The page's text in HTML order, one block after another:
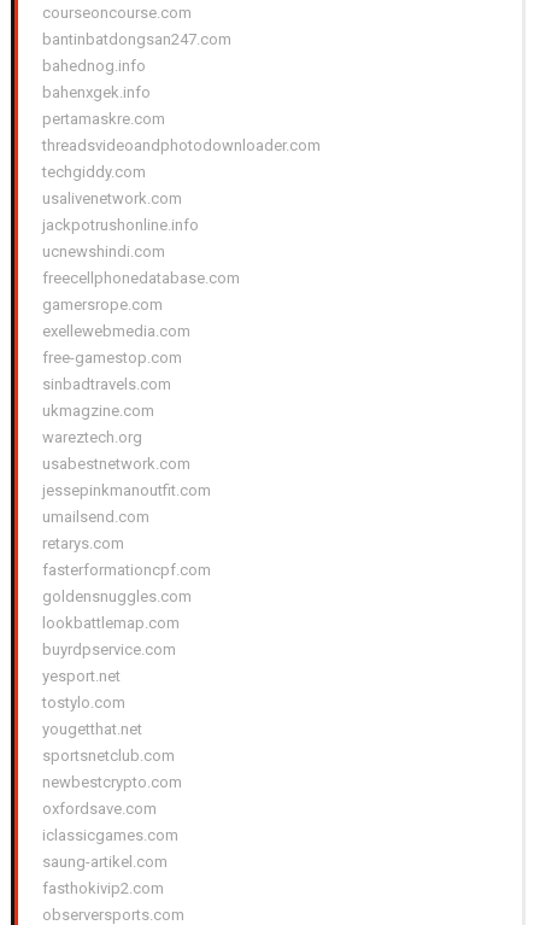
courseoncourse.com
bantinbatdongsan247.com
bahednog.info
bahenxgek.info
pertamaskre.com
threadsvideoandphotodownloader.com
techgiddy.com
usalivenetwork.com
jackpotrushonline.info
ucnewshindi.com
freecellphonedatabase.com
gamersrope.com
exellewebmedia.com
free-gamestop.com
sinbadtravels.com
ukmagzine.com
wareztech.org
usabestnetwork.com
jessepinkmanoutfit.com
umailsend.com
retarys.com
fasterformationcpf.com
goldensnuggles.com
lookbattlemap.com
buyrdpservice.com
yesport.net
tostylo.com
yougetthat.net
sportsnetclub.com
newbestcrypto.com
oxfordsave.com
iclassicgames.com
saung-artikel.com
fasthokivip2.com
observersports.com